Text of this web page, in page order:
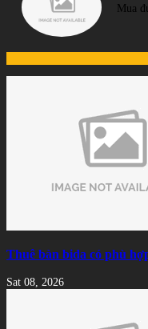
Mua
Thuê bàn bida có phù
Sat 08, 2026